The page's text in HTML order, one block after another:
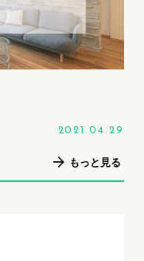
2021.04.29
もっと見る